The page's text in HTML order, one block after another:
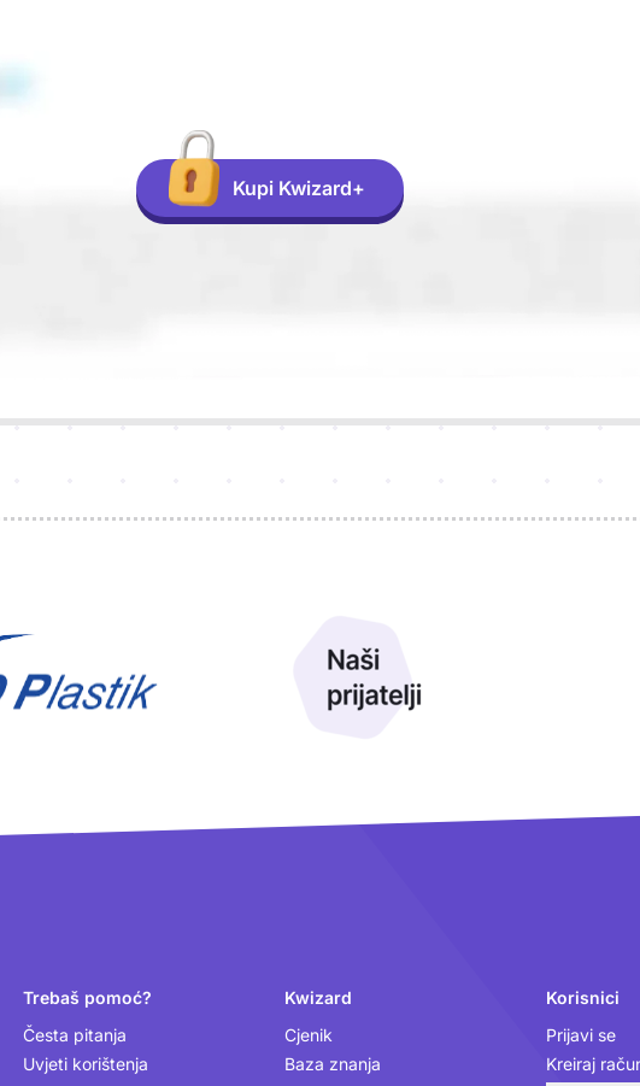
Kupi Kwizard+
Trebaš pomoć?
Česta pitanja
Uvjeti korištenja
Kwizard
Cjenik
Baza znanja
Korisnici
Prijavi se
Kreiraj